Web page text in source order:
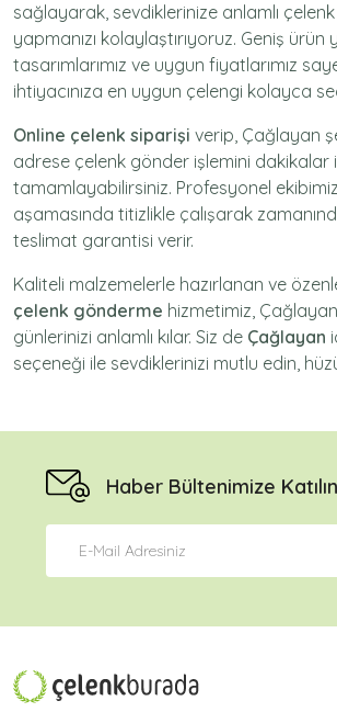
sağlayarak, sevdiklerinize anlamlı
yapmanızı kolaylaştırıyoruz. Geniş
tasarımlarımız ve uygun fiyatlarımız
ihtiyacınıza en uygun çelengi kolayca
Online çelenk siparişi verip, Çağlayan
adrese çelenk gönder işlemini dakikalar
tamamlayabilirsiniz. Profesyonel
aşamasında titizlikle çalışarak
teslimat garantisi verir.
Kaliteli malzemelerle hazırlanan ve
çelenk gönderme hizmetimiz, Çağlayan
günlerinizi anlamlı kılar. Siz de Çağlayan
seçeneği ile sevdiklerinizi mutlu edin,
Haber Bültenimize Katılın